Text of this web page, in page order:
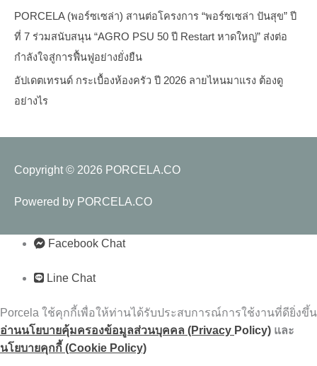
PORCELA (พอร์ซเซล่า) สานต่อโครงการ “พอร์ซเซล่า ปันสุข” ปี
ที่ 7 ร่วมสนับสนุน “AGRO PSU 50 ปี Restart หาดใหญ่” ส่งต่อ
กำลังใจสู่การฟื้นฟูอย่างยั่งยืน
อัปเดตเทรนด์ กระเบื้องห้องครัว ปี 2026 ลายไหนมาแรง ต้องดู
อย่างไร
Copyright © 2026 PORCELA.CO
Powered by PORCELA.CO
Facebook Chat
Line Chat
Porcela ใช้คุกกี้เพื่อให้ท่านได้รับประสบการณ์การใช้งานที่ดียิ่งขึ้น
อ่านนโยบายคุ้มครองข้อมูลส่วนบุคคล (Privacy Policy) และ
นโยบายคุกกี้ (Cookie Policy)